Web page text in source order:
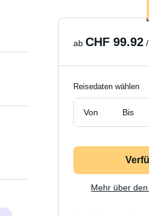
abCHF 99.92
Reisedaten wählen
Von Bis
Mehr über